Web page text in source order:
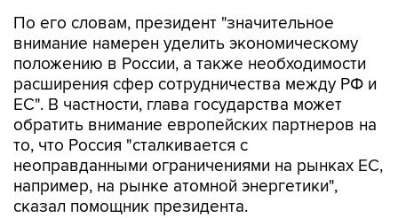
положению в России, а также необходимости
расширения сфер сотрудничества между РФ и
ЕС". В частности, глава государства может
обратить внимание европейских партнеров на
то, что Россия "сталкивается с
неоправданными ограничениями на рынках ЕС,
например, на рынке атомной энергетики",
сказал помощник президента.
Глава представительства Еврокомиссии в